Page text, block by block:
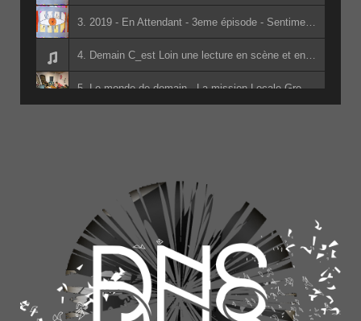
5. Le monde de demain - La mission Locale Grenoble
8. Apérophonie 4ème G - La Salle L'Aigle